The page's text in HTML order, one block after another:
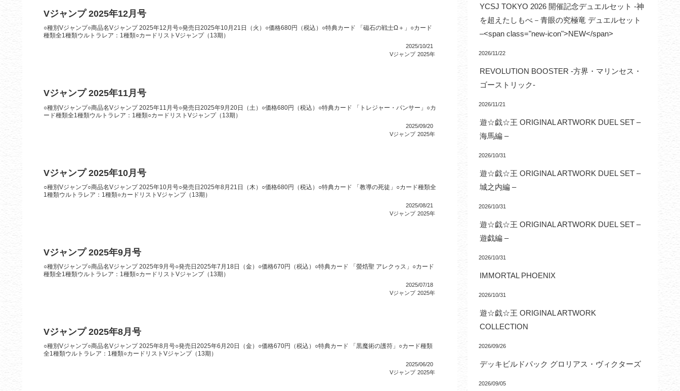
Vジャンプ 2025年12月号
○種別Vジャンプ○商品名Vジャンプ 2025年12月号○発売日2025年10月21日（火）○価格680円（税込）○特典カード 「磁石の戦士Ω＋」○カード
種類全1種類ウルトラレア：1種類○カードリストVジャンプ（13期）
2025/10/21
Vジャンプ 2025年
Vジャンプ 2025年11月号
○種別Vジャンプ○商品名Vジャンプ 2025年11月号○発売日2025年9月20日（土）○価格680円（税込）○特典カード 「トレジャー・パンサー」○カ
ード種類全1種類ウルトラレア：1種類○カードリストVジャンプ（13期）
2025/09/20
Vジャンプ 2025年
Vジャンプ 2025年10月号
○種別Vジャンプ○商品名Vジャンプ 2025年10月号○発売日2025年8月21日（木）○価格680円（税込）○特典カード 「教導の死徒」○カード種類全
1種類ウルトラレア：1種類○カードリストVジャンプ（13期）
2025/08/21
Vジャンプ 2025年
Vジャンプ 2025年9月号
○種別Vジャンプ○商品名Vジャンプ 2025年9月号○発売日2025年7月18日（金）○価格670円（税込）○特典カード 「螢焅聖 アレクゥス」○カード
種類全1種類ウルトラレア：1種類○カードリストVジャンプ（13期）
2025/07/18
Vジャンプ 2025年
Vジャンプ 2025年8月号
○種別Vジャンプ○商品名Vジャンプ 2025年8月号○発売日2025年6月20日（金）○価格670円（税込）○特典カード 「黒魔術の護符」○カード種類
全1種類ウルトラレア：1種類○カードリストVジャンプ（13期）
2025/06/20
Vジャンプ 2025年
YCSJ TOKYO 2026 開催記念デュエルセット -神
を超えたしもべ－青眼の究極竜 デュエルセット
–<span class="new-icon">NEW</span>
2026/11/22
REVOLUTION BOOSTER -方界・マリンセス・
ゴーストリック-
2026/11/21
遊☆戯☆王 ORIGINAL ARTWORK DUEL SET –
海馬編 –
2026/10/31
遊☆戯☆王 ORIGINAL ARTWORK DUEL SET –
城之内編 –
2026/10/31
遊☆戯☆王 ORIGINAL ARTWORK DUEL SET –
遊戯編 –
2026/10/31
IMMORTAL PHOENIX
2026/10/31
遊☆戯☆王 ORIGINAL ARTWORK
COLLECTION
2026/09/26
デッキビルドパック グロリアス・ヴィクターズ
2026/09/05